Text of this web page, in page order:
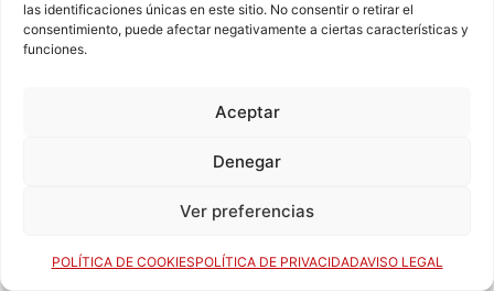
las identificaciones únicas en este sitio. No consentir o retirar el
consentimiento, puede afectar negativamente a ciertas características y
funciones.
Aceptar
Denegar
Ver preferencias
POLÍTICA DE COOKIESPOLÍTICA DE PRIVACIDADAVISO LEGAL
TEMPORADA 2016-17